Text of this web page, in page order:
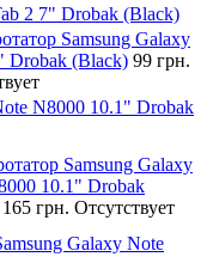
2 7" Drobak (Black)
Samsung Galaxy
Drobak (Black) 99 грн.
N8000 10.1" Drobak
Samsung Galaxy
10.1" Drobak
165 грн. Отсутствует
Galaxy Note